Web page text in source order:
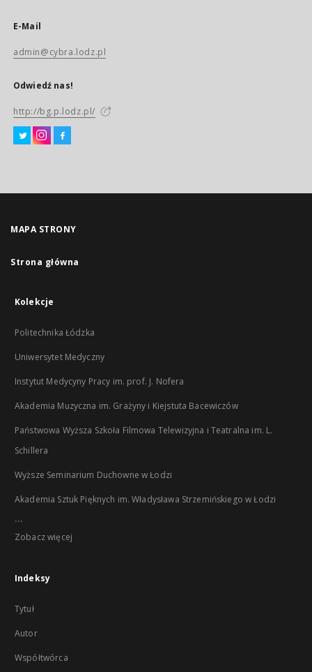
E-Mail
admin@cybra.lodz.pl
Odwiedź nas!
http://bg.p.lodz.pl/
MAPA STRONY
Strona główna
Kolekcje
Politechnika Łódzka
Uniwersytet Medyczny
Instytut Medycyny Pracy im. prof. J. Nofera
Akademia Muzyczna im. Grażyny i Kiejstuta Bacewiczów
Państwowa Wyższa Szkoła Filmowa Telewizyjna i Teatralna im. L.
Schillera
Wyższe Seminarium Duchowne w Łodzi
Akademia Sztuk Pięknych im. Władysława Strzemińskiego w Łodzi
...
Zobacz więcej
Indeksy
Tytuł
Autor
Współtwórca